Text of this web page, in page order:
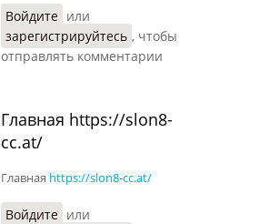
Войдите или
зарегистрируйтесь , чтобы
отправлять комментарии
Главная https://slon8-
cc.at/
Главная https://slon8-cc.at/
Войдите или